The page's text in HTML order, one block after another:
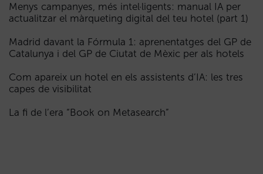
Menys campanyes, més intel·ligents: manual IA per
actualitzar el màrqueting digital del teu hotel (part 1)
Madrid davant la Fórmula 1: aprenentatges del GP de
Catalunya i del GP de Ciutat de Mèxic per als hotels
Com apareix un hotel en els assistents d’IA: les tres
capes de visibilitat
La fi de l’era “Book on Metasearch”